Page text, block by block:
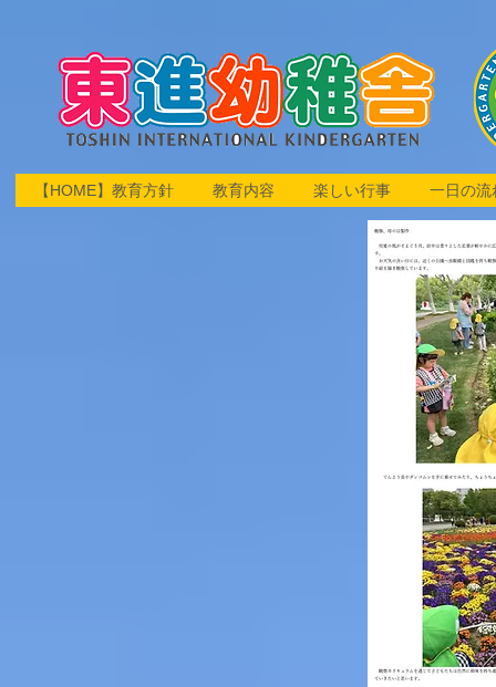
【HOME】教育方針 教育内容 楽しい行事 一日の流